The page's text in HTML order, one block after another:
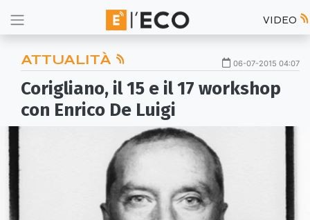
VIDEO
ATTUALITÀ 06-07-2015 04:07
Corigliano, il 15 e il 17 workshop
con Enrico De Luigi